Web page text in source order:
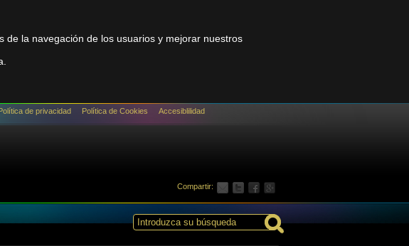
de la navegación de los usuarios y mejorar nuestros
de privacidad Política de Cookies Accesiblilidad
Compartir: